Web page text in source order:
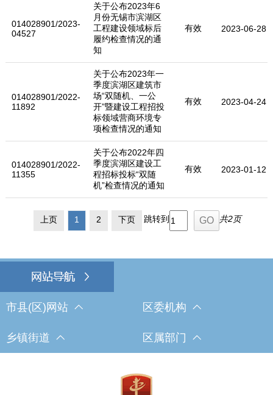
014028901/2023-
04527
关于公布2023年6
月份无锡市滨湖区
工程建设领域标后
履约检查情况的通
知
有效 2023-06-28
014028901/2022-
11892
关于公布2023年一
季度滨湖区建筑市
场“双随机、一公
开”暨建设工程招投
标领域营商环境专
项检查情况的通知
有效 2023-04-24
014028901/2022-
11355
关于公布2022年四
季度滨湖区建设工
程招标投标“双随
机”检查情况的通知
有效 2023-01-12
上页 1 2 下页 跳转到 共2页
市县(区)网站 区委机构
乡镇街道 区属部门